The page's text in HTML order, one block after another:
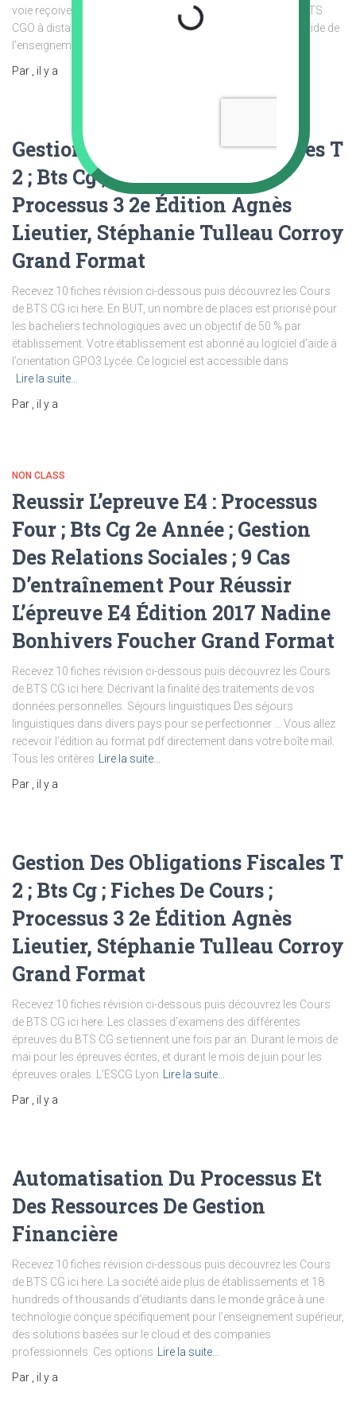
voie reçoivent cette attestation s’ils en font la demande. Le BTS
CGO à distance proposé par ENACO est un diplôme nationwide de
l’enseignement supérieur de niveau Bac
Par
, il y a
Gestion Des Obligations Fiscales T
2 ; Bts Cg ; Fiches De Cours ;
Processus 3 2e Édition Agnès
Lieutier, Stéphanie Tulleau Corroy
Grand Format
Recevez 10 fiches révision ci-dessous puis découvrez les Cours
de BTS CG ici here. En BUT, un nombre de places est priorisé pour
les bacheliers technologiques avec un objectif de 50 % par
établissement. Votre établissement est abonné au logiciel d’aide à
l’orientation GPO3 Lycée. Ce logiciel est accessible dans
Lire la suite…
Par
, il y a
NON CLASS
Reussir L’epreuve E4 : Processus
Four ; Bts Cg 2e Année ; Gestion
Des Relations Sociales ; 9 Cas
D’entraînement Pour Réussir
L’épreuve E4 Édition 2017 Nadine
Bonhivers Foucher Grand Format
Recevez 10 fiches révision ci-dessous puis découvrez les Cours
de BTS CG ici here. Décrivant la finalité des traitements de vos
données personnelles. Séjours linguistiques Des séjours
linguistiques dans divers pays pour se perfectionner … Vous allez
recevoir l’édition au format pdf directement dans votre boîte mail.
Tous les critères
Lire la suite…
Par
, il y a
Gestion Des Obligations Fiscales T
2 ; Bts Cg ; Fiches De Cours ;
Processus 3 2e Édition Agnès
Lieutier, Stéphanie Tulleau Corroy
Grand Format
Recevez 10 fiches révision ci-dessous puis découvrez les Cours
de BTS CG ici here. Les classes d’examens des différentes
épreuves du BTS CG se tiennent une fois par an. Durant le mois de
mai pour les épreuves écrites, et durant le mois de juin pour les
épreuves orales. L’ESCG Lyon
Lire la suite…
Par
, il y a
Automatisation Du Processus Et
Des Ressources De Gestion
Financière
Recevez 10 fiches révision ci-dessous puis découvrez les Cours
de BTS CG ici here. La société aide plus de établissements et 18
hundreds of thousands d’étudiants dans le monde grâce à une
technologie conçue spécifiquement pour l’enseignement supérieur,
des solutions basées sur le cloud et des companies
professionnels. Ces options
Lire la suite…
Par
, il y a